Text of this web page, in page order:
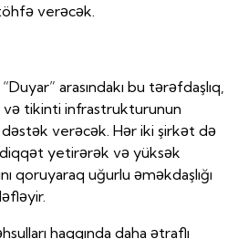
verəcək.
arasındakı bu tərəfdaşlıq,
və tikinti infrastrukturunun
dəstək verəcək. Hər iki şirkət də
yetirərək və yüksək
qoruyaraq uğurlu əməkdaşlığı
haqqında daha ətraflı